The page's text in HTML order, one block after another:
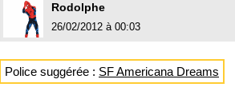
Rodolphe
26/02/2012 à 00:03
Police suggérée : SF Americana Dreams